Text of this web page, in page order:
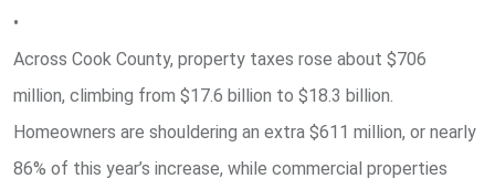
•
Across Cook County, property taxes rose about $706
million, climbing from $17.6 billion to $18.3 billion.
Homeowners are shouldering an extra $611 million, or nearly
86% of this year’s increase, while commercial properties